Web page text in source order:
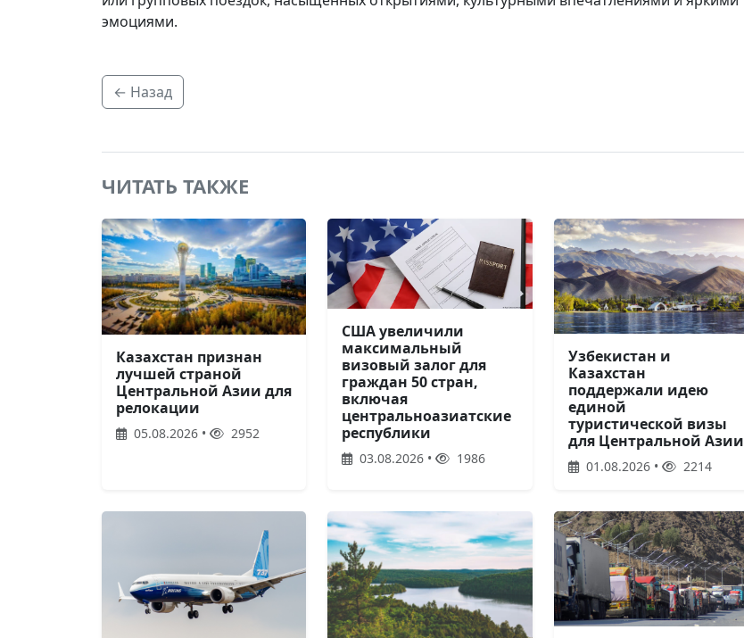
эмоциями.
← Назад
ЧИТАТЬ ТАКЖЕ
Казахстан признан
лучшей страной
Центральной Азии для
релокации
05.08.2026 • 2952
США увеличили
максимальный
визовый залог для
граждан 50 стран,
включая
центральноазиатские
республики
03.08.2026 • 1986
Узбекистан и
Казахстан
поддержали идею
единой
туристической визы
для Центральной Азии
01.08.2026 • 2214